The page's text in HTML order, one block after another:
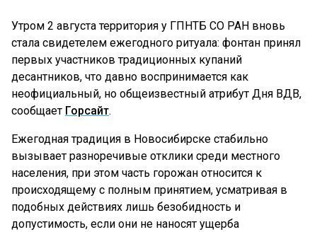
Утром 2 августа территория у ГПНТБ СО РАН вновь
стала свидетелем ежегодного ритуала: фонтан принял
первых участников традиционных купаний
десантников, что давно воспринимается как
неофициальный, но общеизвестный атрибут Дня ВДВ,
сообщает Горсайт.
Ежегодная традиция в Новосибирске стабильно
вызывает разноречивые отклики среди местного
населения, при этом часть горожан относится к
происходящему с полным принятием, усматривая в
подобных действиях лишь безобидность и
допустимость, если они не наносят ущерба